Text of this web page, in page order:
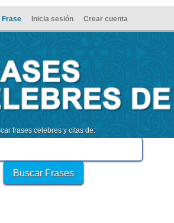
Frase Inicia sesión Crear cuenta
frases celebres y citas de: